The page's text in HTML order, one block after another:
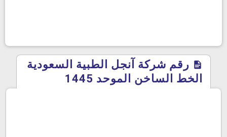
رقم شركة آنجل الطبية السعودية
الخط الساخن الموحد 1445